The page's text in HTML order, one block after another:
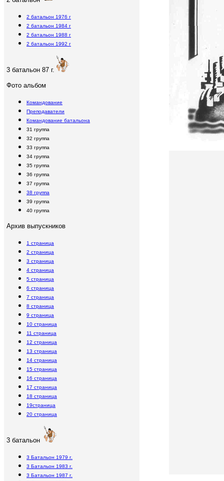
2 батальон 1976 г
2 батальон 1984 г
2 батальон 1988 г
2 батальон 1992 г
3 батальон 87 г.
Фото альбом
Командование
Преподаватели
Командование батальона
31 группа
32 группа
33 группа
34 группа
35 группа
36 группа
37 группа
38 группа
39 группа
40 группа
Архив выпускников
1 страница
2 страница
3 страница
4 страница
5 страница
6 страница
7 страница
8 страница
9 страница
10 страница
11 страница
12 страница
13 страница
14 страница
15 страница
16 страница
17 страница
18 страница
19страница
20 страница
3 батальон
3 Батальон 1979 г.
3 Батальон 1983 г.
3 Батальон 1987 г.